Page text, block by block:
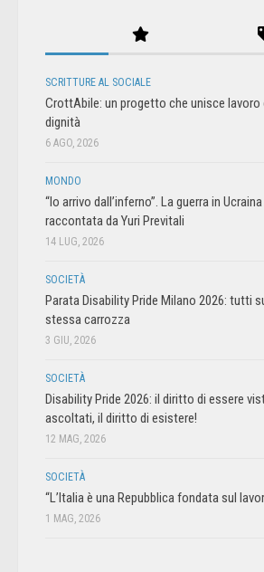
SCRITTURE AL SOCIALE
CrottAbile: un progetto che unisce lavoro
dignità
6 AGO, 2026
MONDO
“Io arrivo dall’inferno”. La guerra in Ucraina
raccontata da Yuri Previtali
14 LUG, 2026
SOCIETÀ
Parata Disability Pride Milano 2026: tutti
stessa carrozza
3 GIU, 2026
SOCIETÀ
Disability Pride 2026: il diritto di essere
ascoltati, il diritto di esistere!
12 MAG, 2026
SOCIETÀ
“L’Italia è una Repubblica fondata sul
1 MAG, 2026